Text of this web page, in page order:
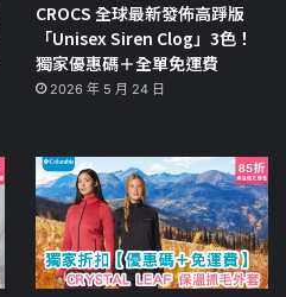
CROCS 全球最新發佈高踭版
「Unisex Siren Clog」3色！
獨家優惠碼＋全單免運費
2026 年 5 月 24 日